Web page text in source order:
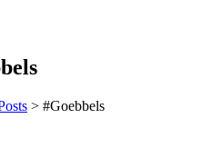
> #Goebbels